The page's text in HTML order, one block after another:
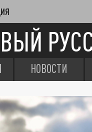
НОВОСТИ